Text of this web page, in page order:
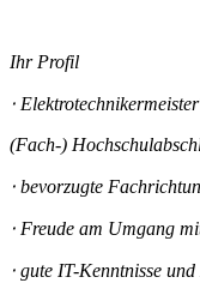
Ihr Profil
⋅ Elektrotechnikermeister
(Fach-)
⋅ bevorzugte
⋅ Freude am Umgang
⋅ gute IT-Kenntnisse